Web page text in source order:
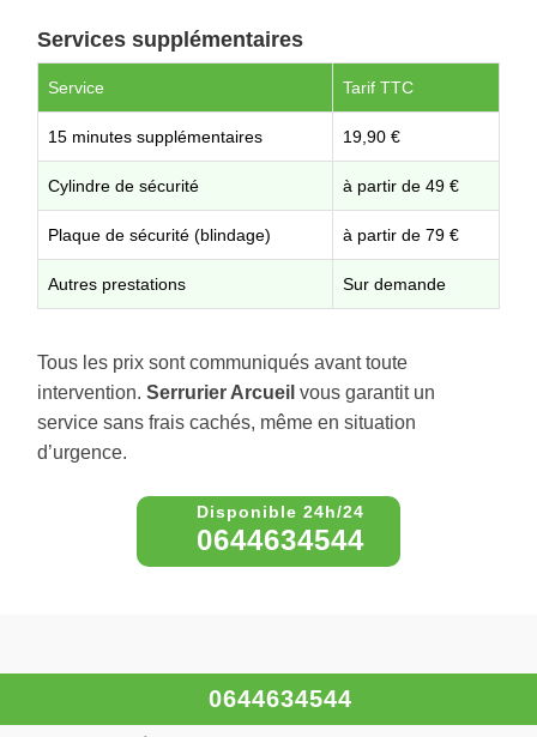
Services supplémentaires
Service Tarif TTC
15 minutes supplémentaires 19,90 €
Cylindre de sécurité à partir de 49 €
Plaque de sécurité (blindage) à partir de 79 €
Autres prestations Sur demande
Tous les prix sont communiqués avant toute
intervention. Serrurier Arcueil vous garantit un
service sans frais cachés, même en situation
d’urgence.
0644634544
À propos – Serrurier Arcueil
0644634544